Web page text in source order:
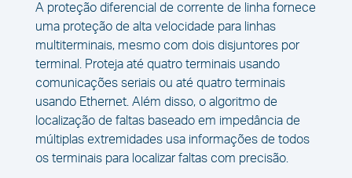
A proteção diferencial de corrente de linha fornece
uma proteção de alta velocidade para linhas
multiterminais, mesmo com dois disjuntores por
terminal. Proteja até quatro terminais usando
comunicações seriais ou até quatro terminais
usando Ethernet. Além disso, o algoritmo de
localização de faltas baseado em impedância de
múltiplas extremidades usa informações de todos
os terminais para localizar faltas com precisão.